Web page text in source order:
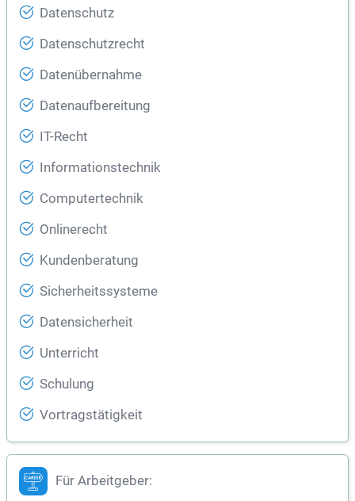
Datenschutz
Datenschutzrecht
Datenübernahme
Datenaufbereitung
IT-Recht
Informationstechnik
Computertechnik
Onlinerecht
Kundenberatung
Sicherheitssysteme
Datensicherheit
Unterricht
Schulung
Vortragstätigkeit
Für Arbeitgeber: